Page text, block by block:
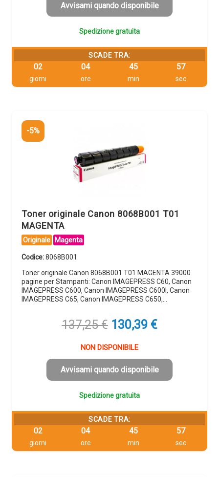
137,25 €.130,39 €.
Avvisami quando disponibile
Spedizione gratuita
SCADE TRA:
02
giorni
04
ore
45
min
56
sec
-5%
Toner originale Canon 8068B001 T01
MAGENTA
Originale Magenta
Codice:8068B001
Toner originale Canon 8068B001 T01 MAGENTA 39000
pagine per Stampanti: Canon IMAGEPRESS C60, Canon
IMAGEPRESS C600, Canon IMAGEPRESS C600I, Canon
IMAGEPRESS C65, Canon IMAGEPRESS C650,…
137,25€ Il
prezzo
originale
era:
137,25 €.
130,39 €Il
è:
130,39 €.
NON DISPONIBILE
Avvisami quando disponibile
Spedizione gratuita
SCADE TRA:
02
giorni
04
ore
45
min
56
sec